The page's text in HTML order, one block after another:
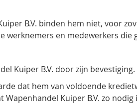
B.V. binden hem niet, voor
werknemers en medewerkers
Kuiper B.V. door zijn bevestiging.
dat hem van voldoende
Kuiper B.V. zo